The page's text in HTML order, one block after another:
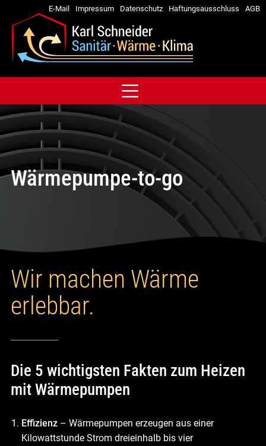
E-Mail Impressum Datenschutz Haftungsausschluss AGB
Wärmepumpe-to-go
Wir machen Wärme
erlebbar.
Die 5 wichtigsten Fakten zum Heizen
mit Wärmepumpen
Effizienz– Wärmepumpen erzeugen aus einer
Kilowattstunde Strom dreieinhalb bis vier